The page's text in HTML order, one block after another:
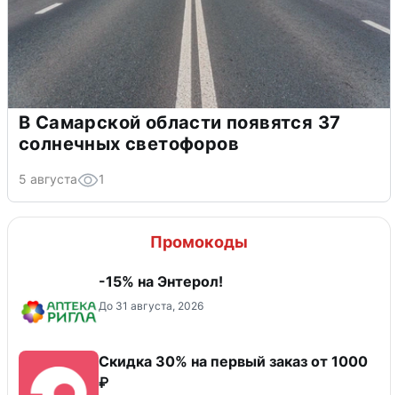
В Самарской области появятся 37
солнечных светофоров
5 августа 1
Промокоды
-15% на Энтерол!
До 31 августа, 2026
Скидка 30% на первый заказ от 1000
₽